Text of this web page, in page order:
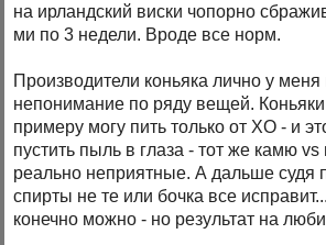
на ирландский виски чопорно
ми по 3 недели. Вроде все норм.
Производители коньяка лично у
непонимание по ряду вещей.
примеру могу пить только от XO - и
пустить пыль в глаза - тот же камю vs
реально неприятные. А дальше судя
спирты не те или бочка все
конечно можно - но результат на